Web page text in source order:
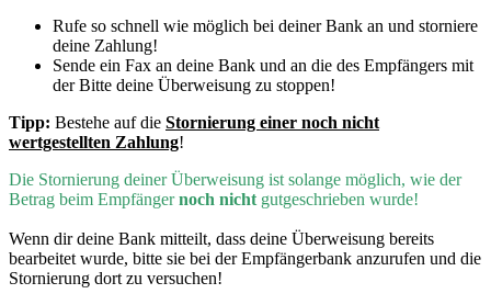
Rufe so schnell wie möglich bei deiner Bank an und storniere
deine Zahlung!
Sende ein Fax an deine Bank und an die des Empfängers mit
der Bitte deine Überweisung zu stoppen!
Tipp: Bestehe auf die Stornierung einer noch nicht
wertgestellten Zahlung!
Die Stornierung deiner Überweisung ist solange möglich, wie der
Betrag beim Empfängernoch nicht gutgeschrieben wurde!
Wenn dir deine Bank mitteilt, dass deine Überweisung bereits
bearbeitet wurde, bitte sie bei der Empfängerbank anzurufen und die
Stornierung dort zu versuchen!